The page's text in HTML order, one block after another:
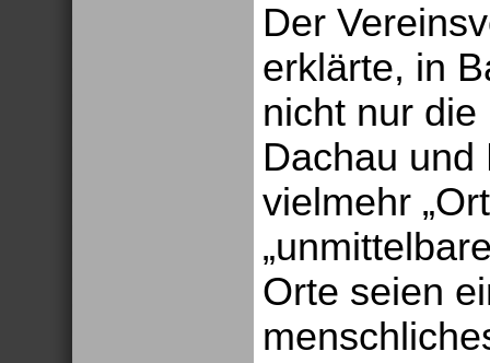
Der
erklärte, in
nicht nur
Dachau und
vielmehr
Orte seien